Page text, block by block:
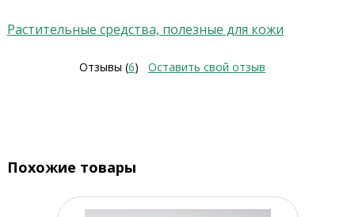
Растительные средства, полезные для кожи
Отзывы (6) Оставить свой отзыв
Похожие товары